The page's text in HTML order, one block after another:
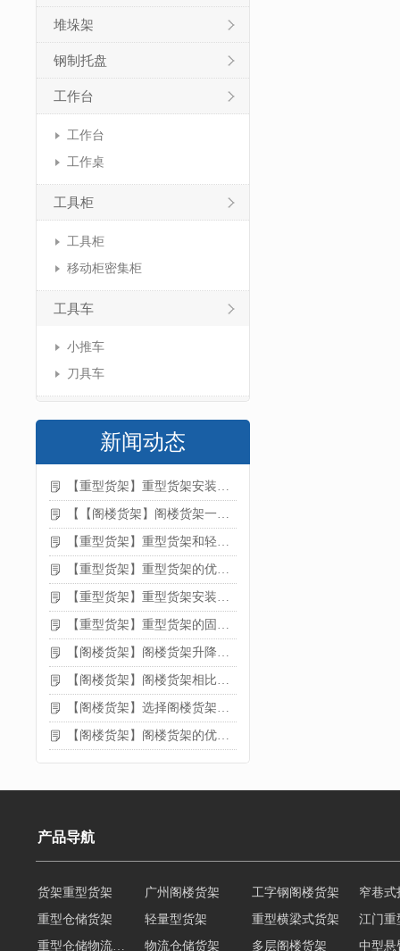
堆垛架
钢制托盘
工作台
工作台
工作桌
工具柜
工具柜
移动柜密集柜
工具车
小推车
刀具车
新闻动态
【重型货架】重型货架安装注意事项
【【阁楼货架】阁楼货架一般有哪些用途
【重型货架】重型货架和轻型货架的区别是什么
【重型货架】重型货架的优缺点
【重型货架】重型货架安装需要注意什么？
【重型货架】重型货架的固定方法
【阁楼货架】阁楼货架升降机需要注意哪些
【阁楼货架】阁楼货架相比传统货架的优势是什么
【阁楼货架】选择阁楼货架的好处？
【阁楼货架】阁楼货架的优点是什么
产品导航
货架重型货架 广州阁楼货架 工字钢阁楼货架
窄巷式
重型仓储货架
轻量型货架 重型横梁式货架
江门重
重型仓储物流货架
物流仓储货架 多层阁楼货架 中型悬